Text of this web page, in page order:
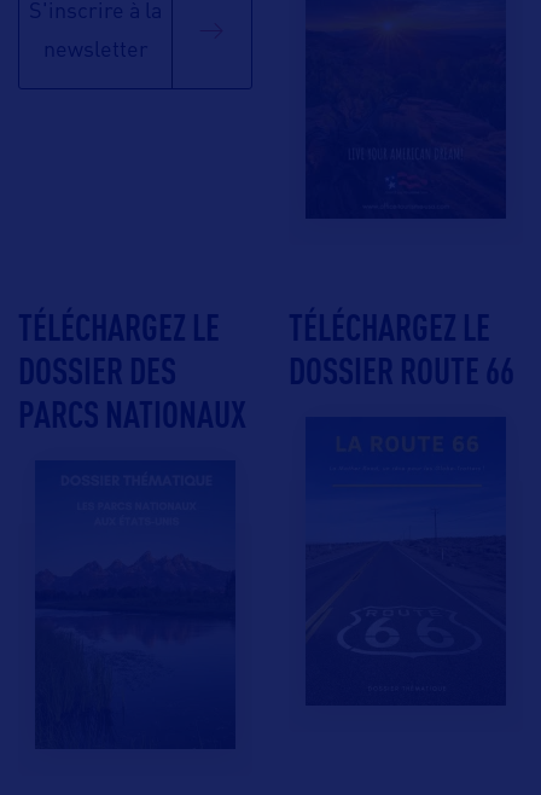
S'inscrire à la
newsletter
TÉLÉCHARGEZ LE
DOSSIER DES
PARCS NATIONAUX
TÉLÉCHARGEZ LE
DOSSIER ROUTE 66